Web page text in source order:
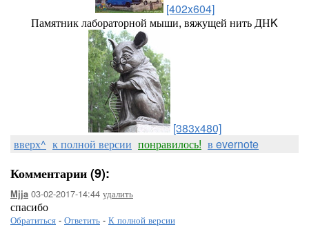
[402x604]
Памятник лабораторной мыши, вяжущей нить ДНK
[383x480]
вверх^ к полной версии понравилось! в evernote
Комментарии (9):
Mjja 03-02-2017-14:44 удалить
спасибо
Обратиться - Ответить - К полной версии